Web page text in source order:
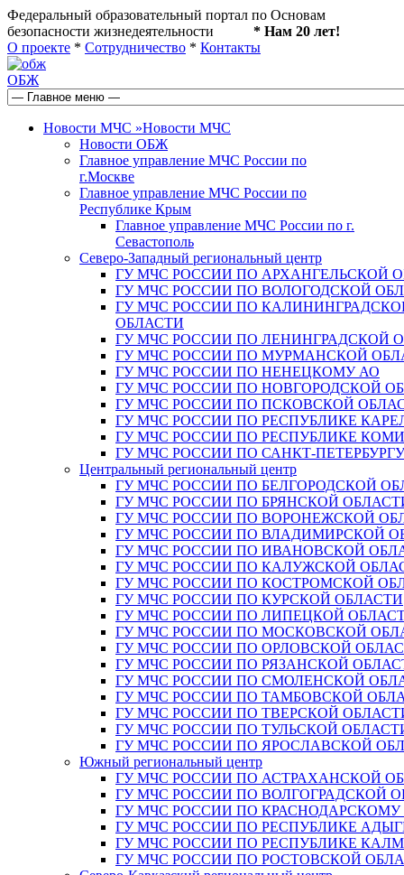
Федеральный образовательный портал по Основам
безопасности жизнедеятельности * Нам 20 лет!
О проекте * Сотрудничество * Контакты
ОБЖ
Новости МЧС »Новости МЧС
Новости ОБЖ
Главное управление МЧС России по
г.Москве
Главное управление МЧС России по
Республике Крым
Главное управление МЧС России по г.
Севастополь
Северо-Западный региональный центр
ГУ МЧС РОССИИ ПО АРХАНГЕЛЬСКОЙ
ГУ МЧС РОССИИ ПО ВОЛОГОДСКОЙ
ГУ МЧС РОССИИ ПО
ОБЛАСТИ
ГУ МЧС РОССИИ ПО ЛЕНИНГРАДСКОЙ
ГУ МЧС РОССИИ ПО МУРМАНСКОЙ
ГУ МЧС РОССИИ ПО НЕНЕЦКОМУ АО
ГУ МЧС РОССИИ ПО НОВГОРОДСКОЙ
ГУ МЧС РОССИИ ПО ПСКОВСКОЙ
ГУ МЧС РОССИИ ПО РЕСПУБЛИКЕ
ГУ МЧС РОССИИ ПО РЕСПУБЛИКЕ КОМИ
ГУ МЧС РОССИИ ПО САНКТ-ПЕТЕРБУРГУ
Центральный региональный центр
ГУ МЧС РОССИИ ПО БЕЛГОРОДСКОЙ
ГУ МЧС РОССИИ ПО БРЯНСКОЙ
ГУ МЧС РОССИИ ПО ВОРОНЕЖСКОЙ
ГУ МЧС РОССИИ ПО ВЛАДИМИРСКОЙ
ГУ МЧС РОССИИ ПО ИВАНОВСКОЙ
ГУ МЧС РОССИИ ПО КАЛУЖСКОЙ
ГУ МЧС РОССИИ ПО КОСТРОМСКОЙ
ГУ МЧС РОССИИ ПО КУРСКОЙ ОБЛАСТИ
ГУ МЧС РОССИИ ПО ЛИПЕЦКОЙ
ГУ МЧС РОССИИ ПО МОСКОВСКОЙ
ГУ МЧС РОССИИ ПО ОРЛОВСКОЙ
ГУ МЧС РОССИИ ПО РЯЗАНСКОЙ
ГУ МЧС РОССИИ ПО СМОЛЕНСКОЙ
ГУ МЧС РОССИИ ПО ТАМБОВСКОЙ
ГУ МЧС РОССИИ ПО ТВЕРСКОЙ
ГУ МЧС РОССИИ ПО ТУЛЬСКОЙ
ГУ МЧС РОССИИ ПО ЯРОСЛАВСКОЙ
Южный региональный центр
ГУ МЧС РОССИИ ПО АСТРАХАНСКОЙ
ГУ МЧС РОССИИ ПО ВОЛГОГРАДСКОЙ
ГУ МЧС РОССИИ ПО
ГУ МЧС РОССИИ ПО РЕСПУБЛИКЕ
ГУ МЧС РОССИИ ПО РЕСПУБЛИКЕ
ГУ МЧС РОССИИ ПО РОСТОВСКОЙ